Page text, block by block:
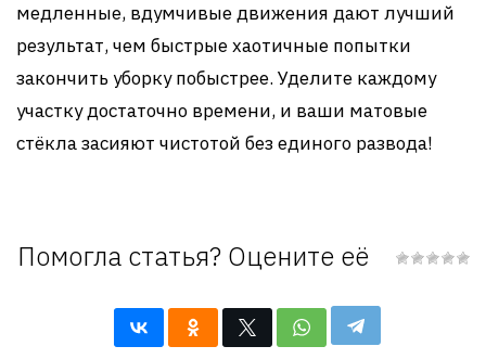
медленные, вдумчивые движения дают лучший
результат, чем быстрые хаотичные попытки
закончить уборку побыстрее. Уделите каждому
участку достаточно времени, и ваши матовые
стёкла засияют чистотой без единого развода!
Помогла статья? Оцените её